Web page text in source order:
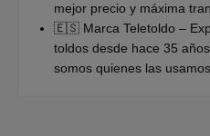
mejor precio y máxima
🇪🇸 Marca Teletoldo –
toldos desde hace 35
somos quienes las